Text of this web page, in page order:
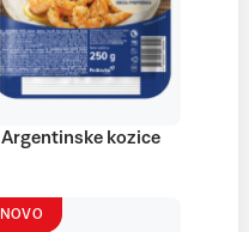
Argentinske kozice
NOVO